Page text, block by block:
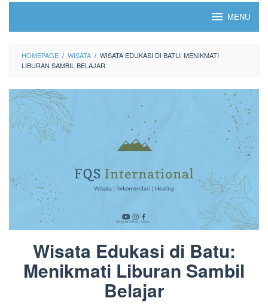
MENU
HOMEPAGE / WISATA / WISATA EDUKASI DI BATU: MENIKMATI
LIBURAN SAMBIL BELAJAR
Wisata Edukasi di Batu:
Menikmati Liburan Sambil
Belajar